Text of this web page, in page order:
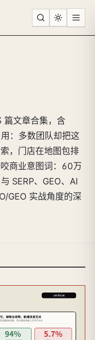
篇文章合集，含
：多数团队却把这
，门店在地图包排
商业意图词：60万
SERP、GEO、AI
GEO 实战角度的深